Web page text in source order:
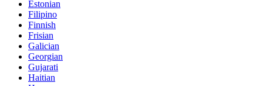
Estonian
Filipino
Finnish
Frisian
Galician
Georgian
Gujarati
Haitian